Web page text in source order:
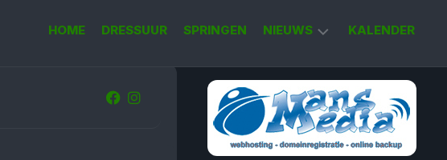
HOME DRESSUUR SPRINGEN NIEUWS
KORT
NIEUWS
KALENDER